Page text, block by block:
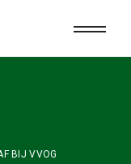
BIJ VVOG